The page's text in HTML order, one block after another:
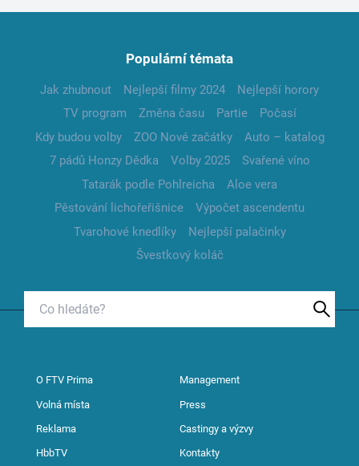
Populární témata
Jak zhubnout Nejlepší filmy 2024
Nejlepší horory
TV program
Změna času Partie
Počasí
Kdy budou volby
ZOO Nové začátky
Auto – katalog
7 pádů Honzy Dědka
Volby 2025
Svařené víno
Tatarák podle Pohlreicha
Aloe vera
Pěstování lichořeřišnice
Výpočet ascendentu
Tvarohové knedlíky
Nejlepší palačinky
Švestkový koláč
O FTV Prima Management
Volná místa Press
Reklama Castingy a výzvy
HbbTV Kontakty